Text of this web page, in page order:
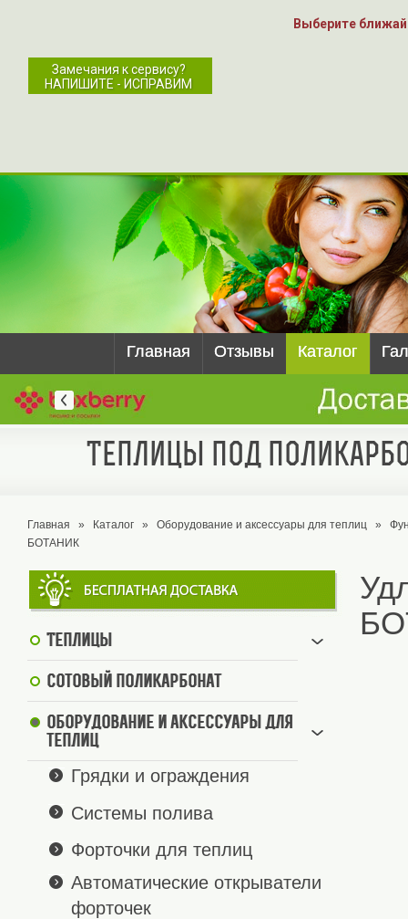
Выберите
Замечания к сервису?
НАПИШИТЕ - ИСПРАВИМ
Главная Отзывы Каталог
Теплицы под
Главная » Каталог » Оборудование и аксессуары для теплиц »
БОТАНИК
Теплицы
Сотовый поликарбонат
Оборудование и аксессуары для
теплиц
Грядки и ограждения
Системы полива
Форточки для теплиц
Автоматические открыватели
форточек